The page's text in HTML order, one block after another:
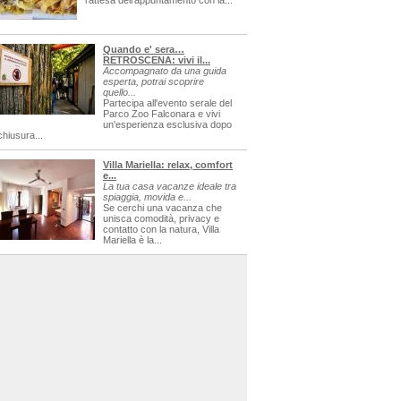
Quando e' sera…
RETROSCENA: vivi il...
Accompagnato da una guida
esperta, potrai scoprire
quello...
Partecipa all'evento serale del
Parco Zoo Falconara e vivi
un'esperienza esclusiva dopo
Villa Mariella: relax, comfort
e...
La tua casa vacanze ideale tra
spiaggia, movida e...
Se cerchi una vacanza che
unisca comodità, privacy e
contatto con la natura, Villa
Mariella è la...